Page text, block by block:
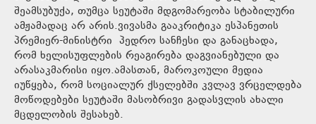
შეამსუბუქა, თუმცა სეუტაში მდგომარეობა სტაბილური
ამჟამადაც არ არის.ვივასმა გააკრიტიკა ესპანეთის
პრემიერ-მინისტრი პედრო სანჩესი და განაცხადა,
რომ ხელისუფლების რეაგირება დაგვიანებული და
არასაკმარისი იყო.ამასთან, მაროკოული მედია
იუწყება, რომ სოციალურ ქსელებში კვლავ ვრცელდება
მოწოდებები სეუტაში მასობრივი გადასვლის ახალი
მცდელობის შესახებ.